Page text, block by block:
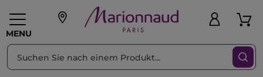
MENU
sortieren nach Filter